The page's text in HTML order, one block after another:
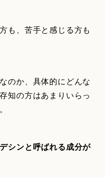
も、苦手と感じる方も
のか、具体的にどんな
知の方はあまりいらっ
シンと呼ばれる成分が